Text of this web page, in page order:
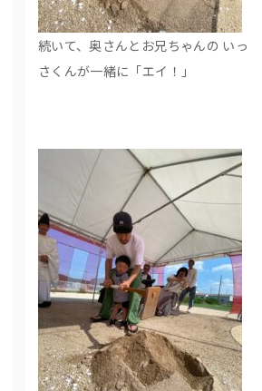
続いて、奥さんとお兄ちゃんの いっ
さくんが一緒に「エイ！」